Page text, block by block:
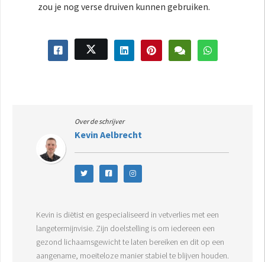
zou je nog verse druiven kunnen gebruiken.
Over de schrijver
Kevin Aelbrecht
Kevin is diëtist en gespecialiseerd in vetverlies met een
langetermijnvisie. Zijn doelstelling is om iedereen een
gezond lichaamsgewicht te laten bereiken en dit op een
aangename, moeiteloze manier stabiel te blijven houden.